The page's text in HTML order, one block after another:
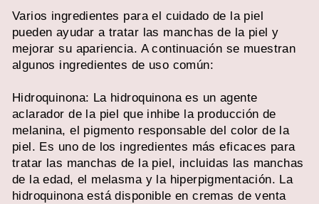
Varios ingredientes para el cuidado de la piel
pueden ayudar a tratar las manchas de la piel y
mejorar su apariencia. A continuación se muestran
algunos ingredientes de uso común:
Hidroquinona: La hidroquinona es un agente
aclarador de la piel que inhibe la producción de
melanina, el pigmento responsable del color de la
piel. Es uno de los ingredientes más eficaces para
tratar las manchas de la piel, incluidas las manchas
de la edad, el melasma y la hiperpigmentación. La
hidroquinona está disponible en cremas de venta